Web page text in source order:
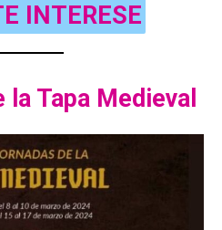
INTERESE
Tapa Medieval